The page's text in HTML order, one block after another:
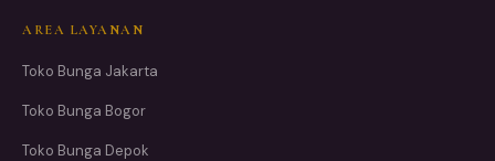
AREA LAYANAN
Toko Bunga Jakarta
Toko Bunga Bogor
Toko Bunga Depok